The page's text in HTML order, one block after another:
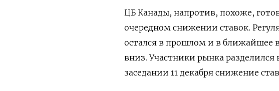
ЦБ Канады, напротив, похоже,
очередном снижении ставок.
остался в прошлом и в ближайшее
вниз. Участники рынка
заседании 11 декабря снижение